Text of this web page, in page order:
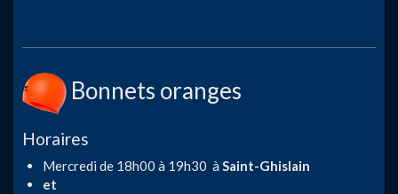
Bonnets oranges
Horaires
Mercredi de 18h00 à 19h30 à Saint-Ghislain
et